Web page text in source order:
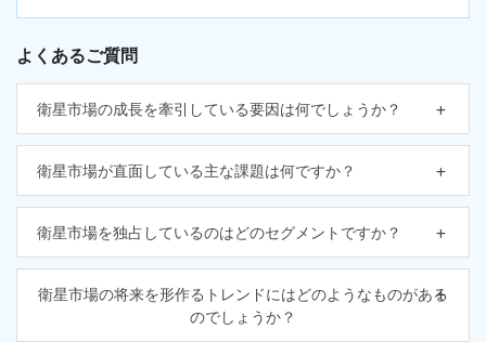
よくあるご質問
衛星市場の成長を牽引している要因は何でしょうか？
衛星市場が直面している主な課題は何ですか？
衛星市場を独占しているのはどのセグメントですか？
衛星市場の将来を形作るトレンドにはどのようなものがある
のでしょうか？